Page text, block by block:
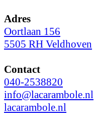
Adres
Oortlaan 156
5505 RH Veldhoven
Contact
040-2538820
info@lacarambole.nl
lacarambole.nl